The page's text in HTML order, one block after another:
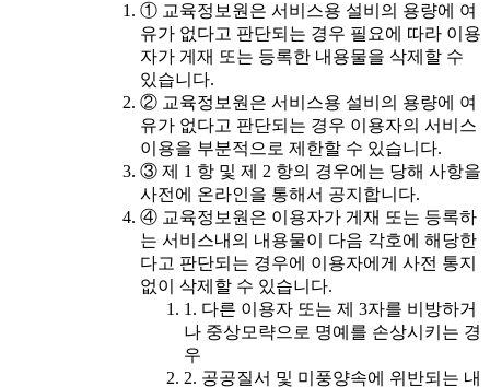
① 교육정보원은 서비스용 설비의 용량에 여
유가 없다고 판단되는 경우 필요에 따라 이용
자가 게재 또는 등록한 내용물을 삭제할 수
있습니다.
② 교육정보원은 서비스용 설비의 용량에 여
유가 없다고 판단되는 경우 이용자의 서비스
이용을 부분적으로 제한할 수 있습니다.
③ 제 1 항 및 제 2 항의 경우에는 당해 사항을
사전에 온라인을 통해서 공지합니다.
④ 교육정보원은 이용자가 게재 또는 등록하
는 서비스내의 내용물이 다음 각호에 해당한
다고 판단되는 경우에 이용자에게 사전 통지
없이 삭제할 수 있습니다.
1. 다른 이용자 또는 제 3자를 비방하거
나 중상모략으로 명예를 손상시키는 경
우
2. 공공질서 및 미풍양속에 위반되는 내